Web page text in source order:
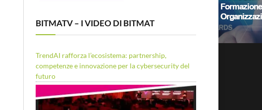
BITMATV – I VIDEO DI BITMAT
TrendAI rafforza l’ecosistema: partnership,
competenze e innovazione per la cybersecurity del
futuro